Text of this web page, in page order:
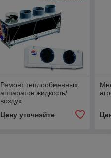
Ремонт теплообменных
аппаратов жидкость/
воздух
Цену уточняйте